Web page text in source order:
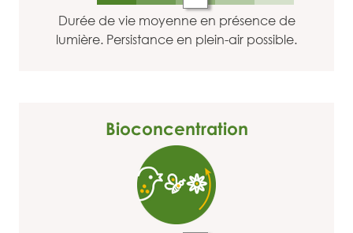
Durée de vie moyenne en présence de
lumière. Persistance en plein-air possible.
Bioconcentration